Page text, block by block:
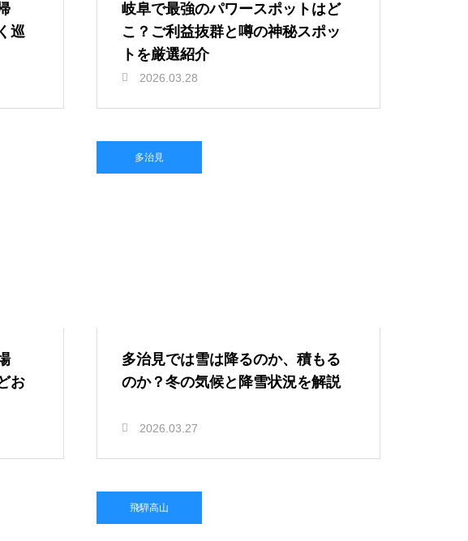
巡
岐阜で最強のパワースポットはど
こ？ご利益抜群と噂の神秘スポッ
トを厳選紹介
2026.03.28
お
多治見
多治見では雪は降るのか、積もる
のか？冬の気候と降雪状況を解説
2026.03.27
飛騨高山